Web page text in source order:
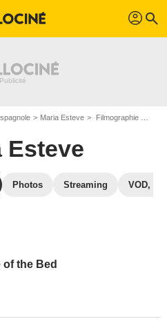
profil search
Maria Esteve Filmographie Maria Esteve
Esteve
Photos Streaming VOD,
of the Bed